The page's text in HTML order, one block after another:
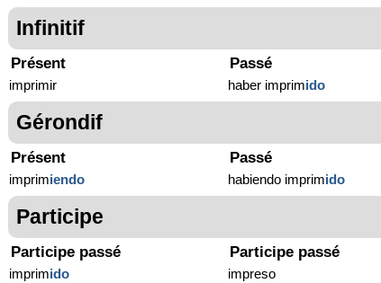
Infinitif
Présent
imprimir
Passé
haber imprimido
Gérondif
Présent
imprimiendo
Passé
habiendo imprimido
Participe
Participe passé
imprimido
Participe passé
impreso